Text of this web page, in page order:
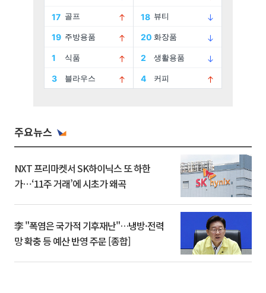
주요뉴스
NXT 프리마켓서 SK하이닉스 또 하한
가⋯‘11주 거래’에 시초가 왜곡
李 "폭염은 국가적 기후재난"…냉방·전력
망 확충 등 예산 반영 주문 [종합]